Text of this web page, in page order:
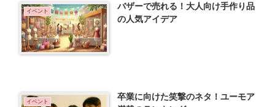
イベント
バザーで売れる！大人向け手作り品
の人気アイデア
イベント
卒業に向けた笑撃のネタ！ユーモア